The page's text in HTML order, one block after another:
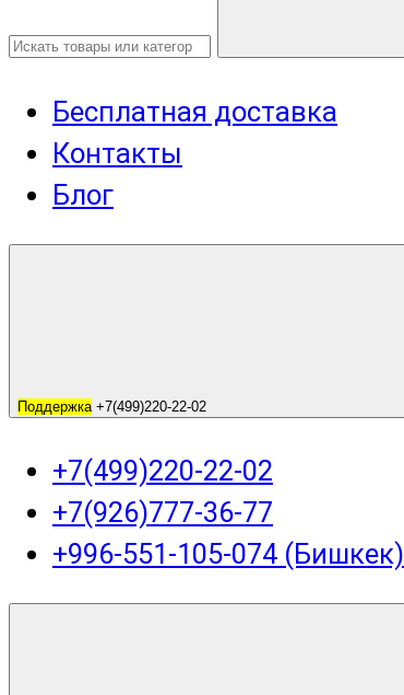
Бесплатная доставка
Контакты
Блог
Поддержка +7(499)220-22-02
+7(499)220-22-02
+7(926)777-36-77
+996-551-105-074 (Бишкек)